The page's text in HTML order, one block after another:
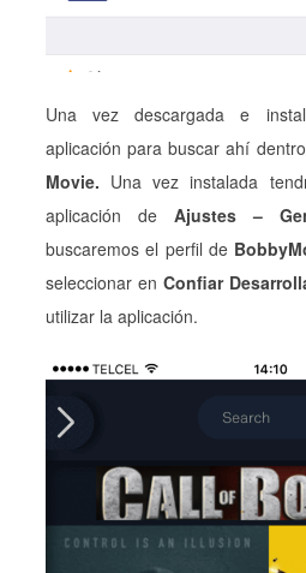
Una vez descargada e
aplicación para buscar ahí
Movie. Una vez instalada
aplicación de Ajustes –
buscaremos el perfil de
seleccionar en Confiar
utilizar la aplicación.